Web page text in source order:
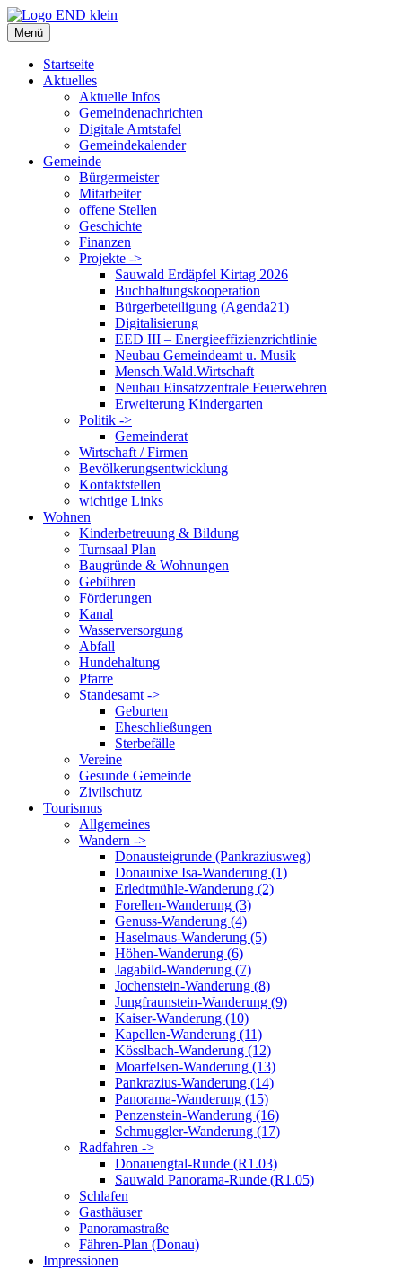
Zum
Inhalt
springen
Menü
Startseite
Aktuelles
Aktuelle Infos
Gemeindenachrichten
Digitale Amtstafel
Gemeindekalender
Gemeinde
Bürgermeister
Mitarbeiter
offene Stellen
Geschichte
Finanzen
Projekte ->
Sauwald Erdäpfel Kirtag 2026
Buchhaltungskooperation
Bürgerbeteiligung (Agenda21)
Digitalisierung
EED III – Energieeffizienzrichtlinie
Neubau Gemeindeamt u. Musik
Mensch.Wald.Wirtschaft
Neubau Einsatzzentrale Feuerwehren
Erweiterung Kindergarten
Politik ->
Gemeinderat
Wirtschaft / Firmen
Bevölkerungsentwicklung
Kontaktstellen
wichtige Links
Wohnen
Kinderbetreuung & Bildung
Turnsaal Plan
Baugründe & Wohnungen
Gebühren
Förderungen
Kanal
Wasserversorgung
Abfall
Hundehaltung
Pfarre
Standesamt ->
Geburten
Eheschließungen
Sterbefälle
Vereine
Gesunde Gemeinde
Zivilschutz
Tourismus
Allgemeines
Wandern ->
Donausteigrunde (Pankraziusweg)
Donaunixe Isa-Wanderung (1)
Erledtmühle-Wanderung (2)
Forellen-Wanderung (3)
Genuss-Wanderung (4)
Haselmaus-Wanderung (5)
Höhen-Wanderung (6)
Jagabild-Wanderung (7)
Jochenstein-Wanderung (8)
Jungfraunstein-Wanderung (9)
Kaiser-Wanderung (10)
Kapellen-Wanderung (11)
Kösslbach-Wanderung (12)
Moarfelsen-Wanderung (13)
Pankrazius-Wanderung (14)
Panorama-Wanderung (15)
Penzenstein-Wanderung (16)
Schmuggler-Wanderung (17)
Radfahren ->
Donauengtal-Runde (R1.03)
Sauwald Panorama-Runde (R1.05)
Schlafen
Gasthäuser
Panoramastraße
Fähren-Plan (Donau)
Impressionen